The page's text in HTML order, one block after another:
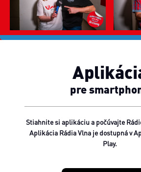
pre
Stiahnite si aplikáciu a počúvajte
Aplikácia Rádia Vlna je dostupná v
Play.